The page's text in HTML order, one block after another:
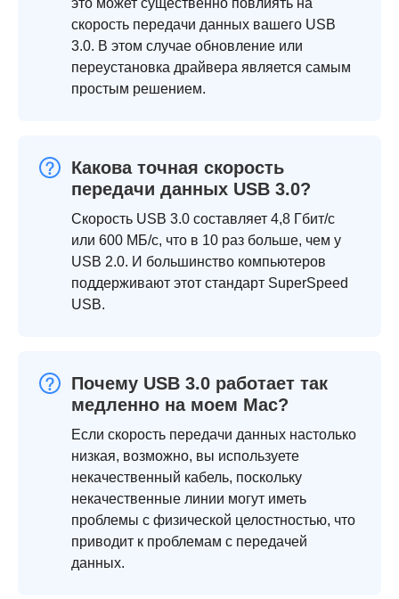
скорость передачи данных вашего USB
3.0. В этом случае обновление или
переустановка драйвера является самым
простым решением.
Какова точная скорость
передачи данных USB 3.0?
Скорость USB 3.0 составляет 4,8 Гбит/с
или 600 МБ/с, что в 10 раз больше, чем у
USB 2.0. И большинство компьютеров
поддерживают этот стандарт SuperSpeed
USB.
Почему USB 3.0 работает так
медленно на моем Mac?
Если скорость передачи данных настолько
низкая, возможно, вы используете
некачественный кабель, поскольку
некачественные линии могут иметь
проблемы с физической целостностью, что
приводит к проблемам с передачей
данных.